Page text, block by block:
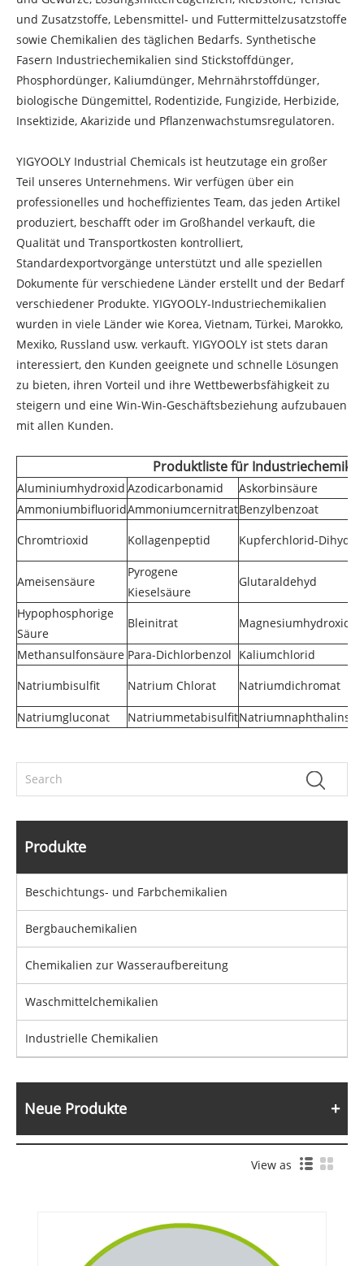
und Zusatzstoffe, Lebensmittel- und Futtermittelzusatzstoffe
sowie Chemikalien des täglichen Bedarfs. Synthetische
Fasern Industriechemikalien sind Stickstoffdünger,
Phosphordünger, Kaliumdünger, Mehrnährstoffdünger,
biologische Düngemittel, Rodentizide, Fungizide, Herbizide,
Insektizide, Akarizide und Pflanzenwachstumsregulatoren.
YIGYOOLY Industrial Chemicals ist heutzutage ein großer
Teil unseres Unternehmens. Wir verfügen über ein
professionelles und hocheffizientes Team, das jeden Artikel
produziert, beschafft oder im Großhandel verkauft, die
Qualität und Transportkosten kontrolliert,
Standardexportvorgänge unterstützt und alle speziellen
Dokumente für verschiedene Länder erstellt und der Bedarf
verschiedener Produkte. YIGYOOLY-Industriechemikalien
wurden in viele Länder wie Korea, Vietnam, Türkei, Marokko,
Mexiko, Russland usw. verkauft. YIGYOOLY ist stets daran
interessiert, den Kunden geeignete und schnelle Lösungen
zu bieten, ihren Vorteil und ihre Wettbewerbsfähigkeit zu
steigern und eine Win-Win-Geschäftsbeziehung aufzubauen
mit allen Kunden.
Produktliste für
Aluminiumhydroxid Azodicarbonamid
Askorbinsäure
AmmoniumbifluoridAmmoniumcernitratBenzylbenzoat
Chromtrioxid
Kollagenpeptid Kupferchlorid-
Ameisensäure
Pyrogene
Kieselsäure
Glutaraldehyd
Hypophosphorige
Säure
Bleinitrat Magnesiumhydroxid
Methansulfonsäure Para-Dichlorbenzol Kaliumchlorid
Natriumbisulfit
Natrium Chlorat Natriumdichromat
Natriumgluconat Natriummetabisulfit
Produkte
Beschichtungs- und Farbchemikalien
Bergbauchemikalien
Chemikalien zur Wasseraufbereitung
Waschmittelchemikalien
Industrielle Chemikalien
Neue Produkte
View as